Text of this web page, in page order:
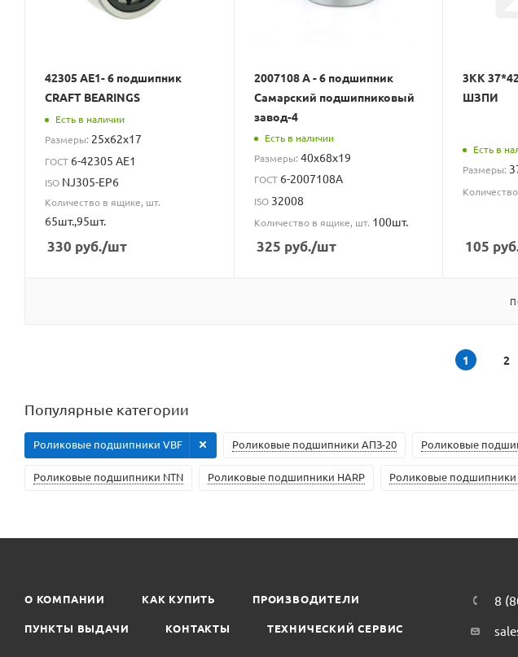
42305 АЕ1- 6 подшипник
CRAFT BEARINGS
Есть в наличии
Размеры: 25x62x17
ГОСТ 6-42305 АЕ1
ISO NJ305-EP6
Количество в ящике, шт.
65шт.,95шт.
330 руб./шт
2007108 А - 6 подшипник
Самарский подшипниковый
завод-4
Есть в наличии
Размеры: 40x68x19
ГОСТ 6-2007108А
ISO 32008
Количество в ящике, шт. 100шт.
325 руб./шт
3КК
ШЗПИ
Есть в
Размеры:
105
1 2
Популярные категории
Роликовые подшипники АПЗ-20 Роликовые
Роликовые подшипники VBF
Роликовые подшипники NTN Роликовые подшипники HARP Роликовые подшипники
О КОМПАНИИ КАК КУПИТЬ ПРОИЗВОДИТЕЛИ
ПУНКТЫ ВЫДАЧИ КОНТАКТЫ ТЕХНИЧЕСКИЙ СЕРВИС
8